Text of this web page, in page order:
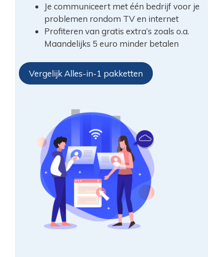
Je communiceert met één bedrijf voor je
problemen rondom TV en internet
Profiteren van gratis extra’s zoals o.a.
Maandelijks 5 euro minder betalen
Vergelijk Alles-in-1 pakketten